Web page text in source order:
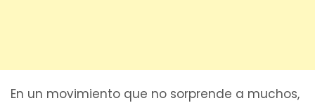
En un movimiento que no sorprende a muchos,